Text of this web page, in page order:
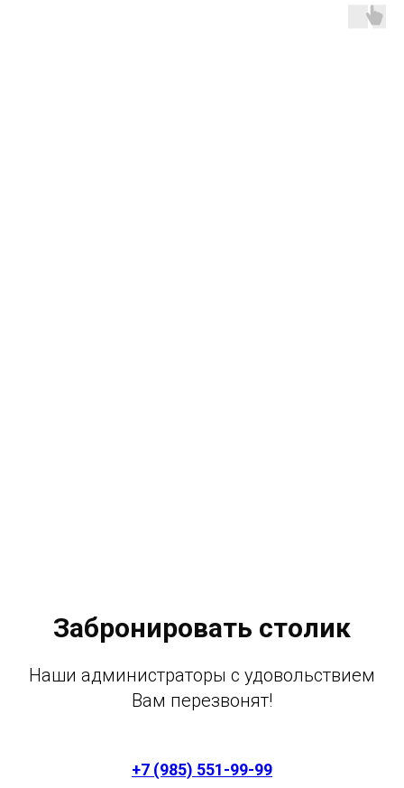
Забронировать столик
Наши администраторы с удовольствием
Вам перезвонят!
+7 (985) 551-99-99